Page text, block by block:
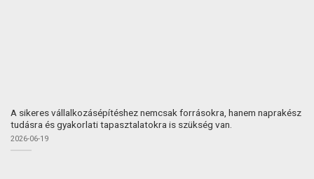
A sikeres vállalkozásépítéshez nemcsak forrásokra, hanem naprakész
tudásra és gyakorlati tapasztalatokra is szükség van.
2026-06-19